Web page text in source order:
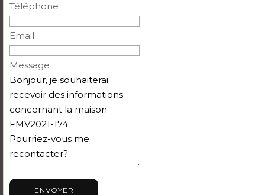
Téléphone
Email
Message
ENVOYER